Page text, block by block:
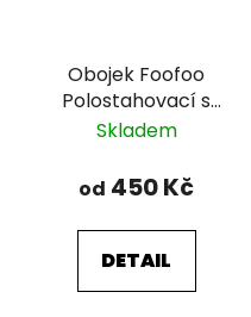
Obojek Foofoo
Polostahovací s
řetízkem - Brown II.
Skladem
od 450 Kč
DETAIL